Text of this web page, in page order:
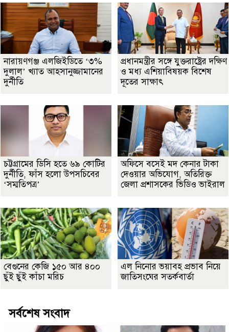
নারায়ণগঞ্জ এলজিইডিতে ‘৩%
দুলাল’ খ্যাত আহসানুজ্জামানের
দুর্নীতি
প্রধানমন্ত্রীর সঙ্গে যুক্তরাষ্ট্রের দক্ষিণ
ও মধ্য এশিয়াবিষয়ক বিশেষ
দূতের সাক্ষাৎ
চট্টগ্রামের ডিসি হতে ৬৯ কোটির
দুর্নীতি, ফাঁস হলো উপসচিবের
‘সম্মতিপত্র’
অফিসে বসেই মদ কেনার টাকা
দেওয়ার অভিযোগ, অতিরিক্ত
জেলা প্রশাসকের ভিডিও ভাইরাল
বেগুনের কেজি ১৫০ আর ৪০০
ছুঁই ছুঁই কাঁচা মরিচ
এল নিনোর ভয়াবহ প্রভাব নিয়ে
জাতিসংঘের সতর্কবার্তা
সর্বশেষ সংবাদ